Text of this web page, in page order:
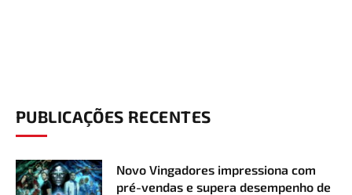
PUBLICAÇÕES RECENTES
Novo Vingadores impressiona com
pré-vendas e supera desempenho de